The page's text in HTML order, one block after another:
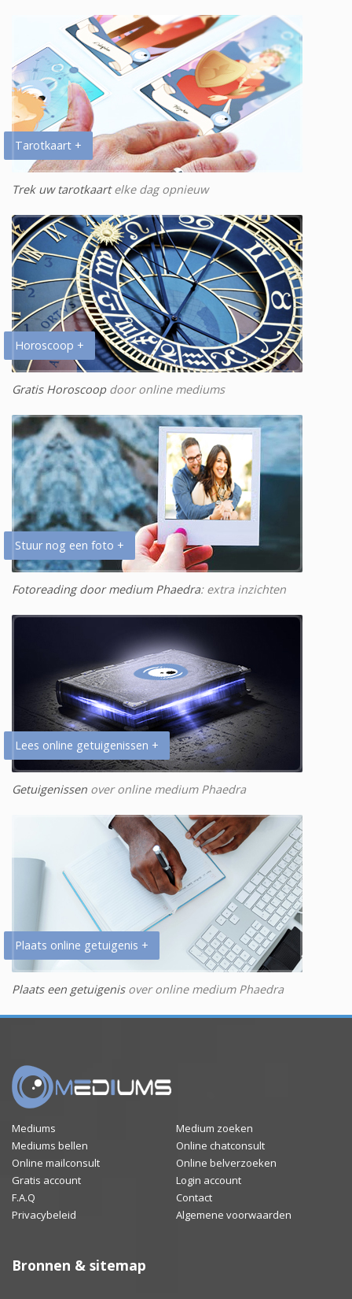
Tarotkaart +
Trek uw tarotkaartelke dag opnieuw
Horoscoop +
Gratis Horoscoopdoor online mediums
Stuur nog een foto +
Fotoreading door medium Phaedra: extra inzichten
Lees online getuigenissen +
Getuigenissen over online medium Phaedra
Plaats online getuigenis +
Plaats een getuigenisover online medium Phaedra
Mediums
Medium zoeken
Mediums bellen
Online chatconsult
Online mailconsult
Online belverzoeken
Gratis account
Login account
F.A.Q
Contact
Privacybeleid
Algemene voorwaarden
Bronnen & sitemap